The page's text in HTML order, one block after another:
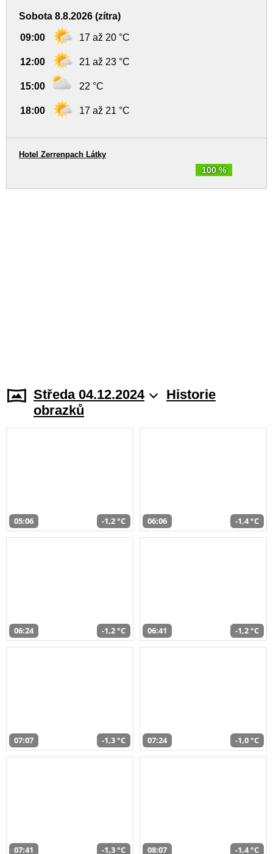
Sobota 8.8.2026 (zítra)
09:00 17 až 20 °C
12:00 21 až 23 °C
15:00 22 °C
18:00 17 až 21 °C
100 %
Hotel Zerrenpach Látky
Středa 04.12.2024
Historie
obrazků
05:06 -1,2 °C 06:06 -1,4 °C
06:24 -1,2 °C 06:41 -1,2 °C
07:07 -1,3 °C 07:24 -1,0 °C
07:41 -1,3 °C 08:07 -1,4 °C